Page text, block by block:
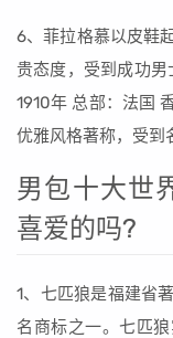
6、菲拉格慕以皮鞋
贵态度，受到成功男
1910年 总部：法国
优雅风格著称，受到
男包十大世
喜爱的吗?
1、七匹狼是福建省
名商标之一。七匹